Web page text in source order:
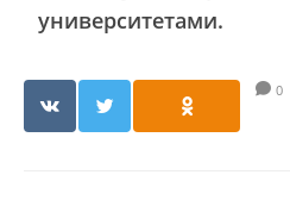
университетами.
0